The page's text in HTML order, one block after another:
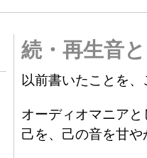
続・再生音
以前書いたことを
オーディオマニア
己を、己の音を甘